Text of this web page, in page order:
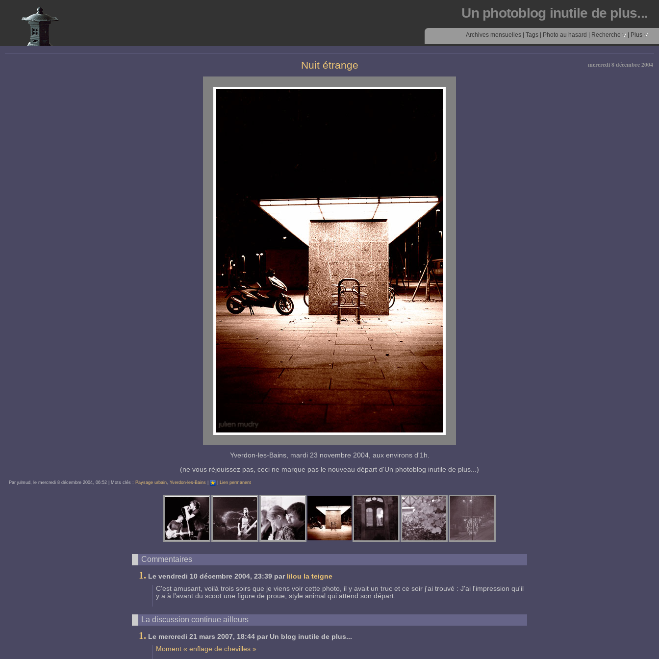
Un photoblog inutile de plus...
Archives mensuelles Tags Photo au hasard Recherche Plus
mercredi 8 décembre 2004
Nuit étrange
Yverdon-les-Bains, mardi 23 novembre 2004, aux environs d'1h.
(ne vous réjouissez pas, ceci ne marque pas le nouveau départ d'Un photoblog inutile de plus...)
Par ȷulmud, lemercredi 8 décembre 2004, 06:52 | Mots clés : Paysage urbain,Yverdon-les-Bains | Lien permanent
Commentaires
1.Le vendredi 10 décembre 2004, 23:39 par lilou la teigne
C'est amusant, voilà trois soirs que je viens voir cette photo, il y avait un truc et ce soir j'ai trouvé : J'ai l'impression qu'il
y a à l'avant du scoot une figure de proue, style animal qui attend son départ.
La discussion continue ailleurs
1.Le mercredi 21 mars 2007, 18:44 par Un blog inutile de plus...
Moment « enflage de chevilles »